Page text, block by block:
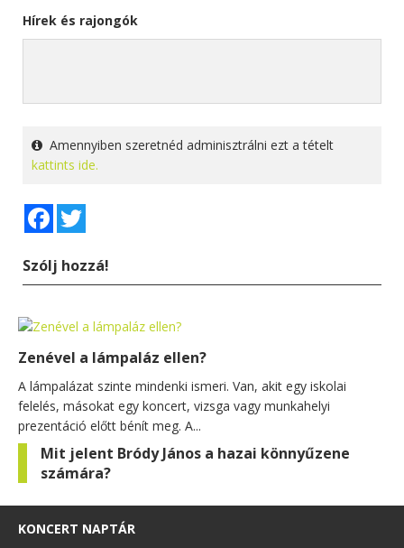
Hírek és rajongók
Amennyiben szeretnéd adminisztrálni ezt a tételt
kattints ide.
Facebook
Szólj hozzá!
Zenével a lámpaláz ellen?
A lámpalázat szinte mindenki ismeri. Van, akit egy iskolai
felelés, másokat egy koncert, vizsga vagy munkahelyi
prezentáció előtt bénít meg. A...
Mit jelent Bródy János a hazai könnyűzene
számára?
KONCERT NAPTÁR